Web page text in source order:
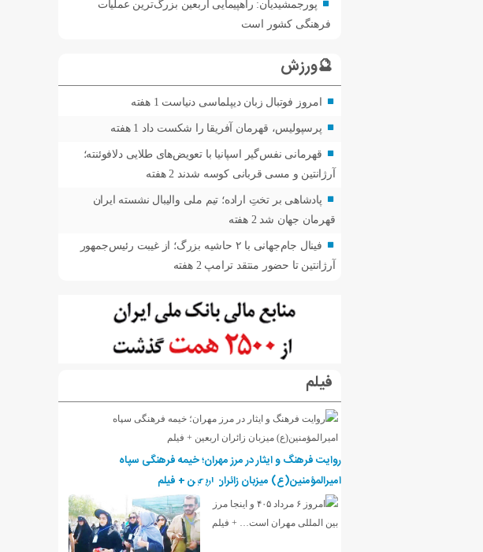
پورجمشیدیان: راهپیمایی اربعین بزرگ‌ترین عملیات
فرهنگی کشور است
🔮ورزش
امروز فوتبال زبان دیپلماسی دنیاست 1 هفته
پرسپولیس، قهرمان آفریقا را شکست داد 1 هفته
قهرمانی نفس‌گیر اسپانیا با تعویض‌های طلایی دلافوئنته؛
آرژانتین و مسی قربانی کوسه شدند 2 هفته
پادشاهی بر تختِ اراده؛ تیم ملی والیبال نشسته ایران
قهرمان جهان شد 2 هفته
فینال جام‌جهانی با ۲ حاشیه بزرگ؛ از غیبت رئیس‌جمهور
آرژانتین تا حضور منتقد ترامپ 2 هفته
فیلم
روایت فرهنگ و ایثار در مرز مهران؛ خیمه فرهنگی سپاه
امیرالمؤمنین(ع) میزبان زائران اربعین + فیلم